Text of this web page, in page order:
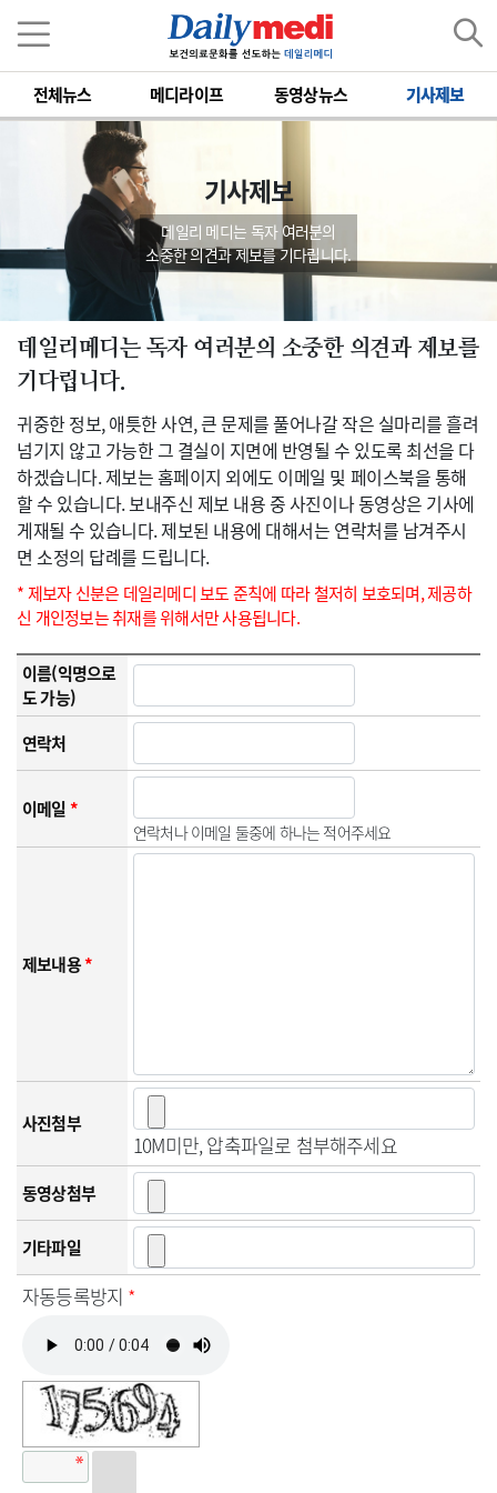
전체뉴스 메디라이프 동영상뉴스 기사제보
기사제보
데일리 메디는 독자 여러분의
소중한 의견과 제보를 기다립니다.
데일리메디는 독자 여러분의 소중한 의견과 제보를
기다립니다.
귀중한 정보, 애틋한 사연, 큰 문제를 풀어나갈 작은 실마리를 흘려
넘기지 않고 가능한 그 결실이 지면에 반영될 수 있도록 최선을 다
하겠습니다. 제보는 홈페이지 외에도 이메일 및 페이스북을 통해
할 수 있습니다. 보내주신 제보 내용 중 사진이나 동영상은 기사에
게재될 수 있습니다. 제보된 내용에 대해서는 연락처를 남겨주시
면 소정의 답례를 드립니다.
* 제보자 신분은 데일리메디 보도 준칙에 따라 철저히 보호되며, 제공하
신 개인정보는 취재를 위해서만 사용됩니다.
이름(익명으로
도 가능)
연락처
이메일*
연락처나 이메일 둘중에 하나는 적어주세요
제보내용*
사진첨부
10M미만, 압축파일로 첨부해주세요
동영상첨부
기타파일
자동등록방지 *